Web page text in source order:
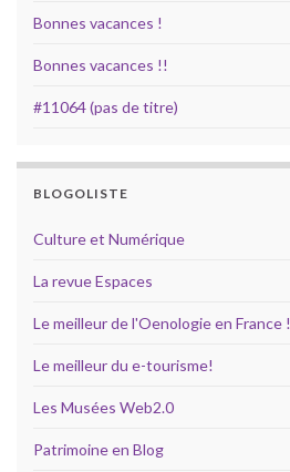
Bonnes vacances !
Bonnes vacances !!
#11064 (pas de titre)
BLOGOLISTE
Culture et Numérique
La revue Espaces
Le meilleur de l'Oenologie en France !
Le meilleur du e-tourisme!
Les Musées Web2.0
Patrimoine en Blog